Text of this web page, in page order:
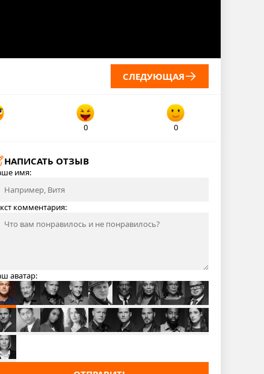
СЛЕДУЮЩАЯ
0 0
НАПИСАТЬ ОТЗЫВ
имя:
комментария:
аватар: